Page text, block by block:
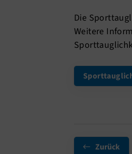
Die
Weitere
Zurück